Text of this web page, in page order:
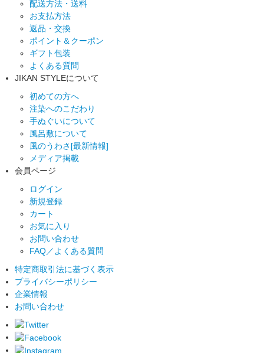
配送方法・送料
お支払方法
返品・交換
ポイント＆クーポン
ギフト包装
よくある質問
JIKAN STYLEについて
初めての方へ
注染へのこだわり
手ぬぐいについて
風呂敷について
風のうわさ[最新情報]
メディア掲載
会員ページ
ログイン
新規登録
カート
お気に入り
お問い合わせ
FAQ／よくある質問
特定商取引法に基づく表示
プライバシーポリシー
企業情報
お問い合わせ